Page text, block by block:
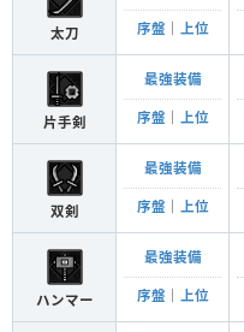
太刀 序盤 上位
片手剣
最強装備
序盤 上位
双剣
最強装備
序盤 上位
ハンマー
最強装備
序盤 上位